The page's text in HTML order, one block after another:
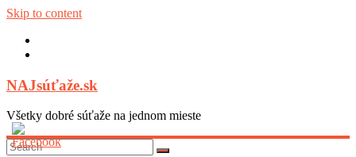
Skip to content
NAJsúťaže.sk
Všetky dobré súťaže na jednom mieste